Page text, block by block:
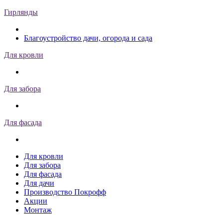
Гирлянды
Благоустройство дачи, огорода и сада
Для кровли
Для забора
Для фасада
Для кровли
Для забора
Для фасада
Для дачи
Производство Покрофф
Акции
Монтаж